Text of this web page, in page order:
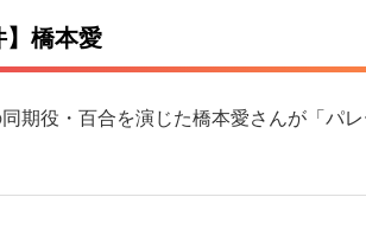
】橋本愛
期役・百合を演じた橋本愛さんが「パレ